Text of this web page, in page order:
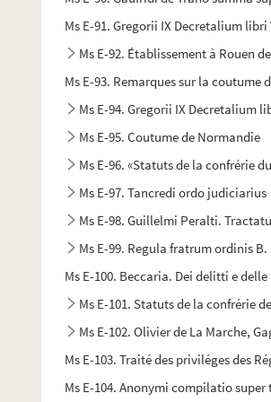
Ms E-91. Gregorii IX Decretalium libri
Ms E-92. Établissement à Rouen
Ms E-93. Remarques sur la coutume
Ms E-94. Gregorii IX Decretalium
Ms E-95. Coutume de Normandie
Ms E-96. «Statuts de la confrérie
Ms E-97. Tancredi ordo judiciarius
Ms E-98. Guillelmi Peralti.
Ms E-99. Regula fratrum ordinis
Ms E-100. Beccaria. Dei delitti e
Ms E-101. Statuts de la confrérie
Ms E-102. Olivier de La Marche,
Ms E-103. Traité des priviléges des
Ms E-104. Anonymi compilatio super